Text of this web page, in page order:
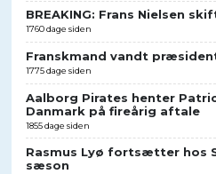
BREAKING: Frans Nielsen
1760 dage siden
Franskmand vandt
1775 dage siden
Aalborg Pirates henter
Danmark på fireårig aftale
1855 dage siden
Rasmus Lyø fortsætter hos
sæson